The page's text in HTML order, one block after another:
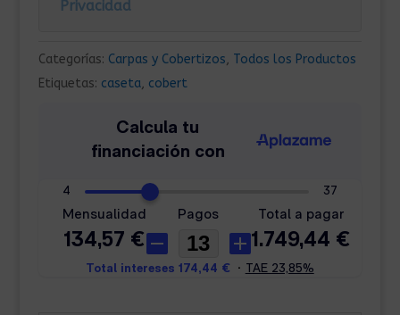
Privacidad
Categorías: Carpas y Cobertizos, Todos los Productos
Etiquetas: caseta, cobert